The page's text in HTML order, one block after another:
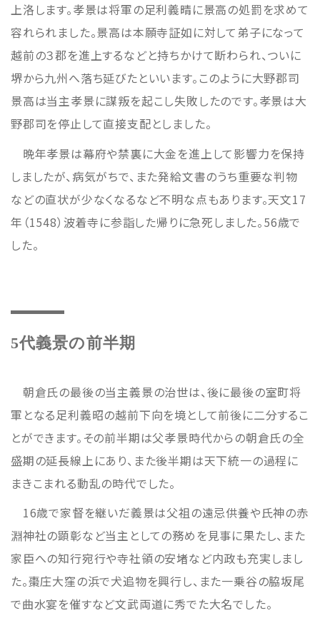
上洛します。孝景は将軍の足利義晴に景高の処罰を求めて
容れられました。景高は本願寺証如に対して弟子になって
越前の３郡を進上するなどと持ちかけて断わられ、ついに
堺から九州へ落ち延びたといいます。このように大野郡司
景高は当主孝景に謀叛を起こし失敗したのです。孝景は大
野郡司を停止して直接支配としました。
晩年孝景は幕府や禁裏に大金を進上して影響力を保持
しましたが、病気がちで、また発給文書のうち重要な判物
などの直状が少なくなるなど不明な点もあります。天文17
年（1548）波着寺に参詣した帰りに急死しました。56歳で
した。
5代義景の前半期
朝倉氏の最後の当主義景の治世は、後に最後の室町将
軍となる足利義昭の越前下向を境として前後に二分するこ
とができます。その前半期は父孝景時代からの朝倉氏の全
盛期の延長線上にあり、また後半期は天下統一の過程に
まきこまれる動乱の時代でした。
16歳で家督を継いだ義景は父祖の遠忌供養や氏神の赤
淵神社の顕彰など当主としての務めを見事に果たし、また
家臣への知行宛行や寺社領の安堵など内政も充実しまし
た。棗庄大窪の浜で犬追物を興行し、また一乗谷の脇坂尾
で曲水宴を催すなど文武両道に秀でた大名でした。